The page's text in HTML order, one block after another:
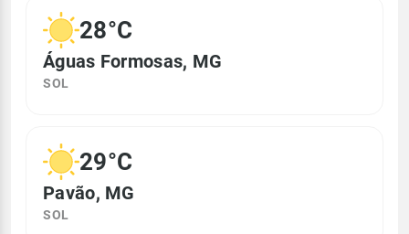
28°C
Águas Formosas, MG
SOL
29°C
Pavão, MG
SOL